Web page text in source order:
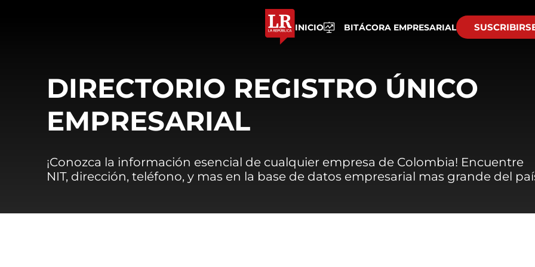
INICIO BITÁCORA EMPRESARIAL
DIRECTORIO REGISTRO ÚNICO
EMPRESARIAL
¡Conozca la información esencial de cualquier empresa de Colombia! Encuentre
NIT, dirección, teléfono, y mas en la base de datos empresarial mas grande del